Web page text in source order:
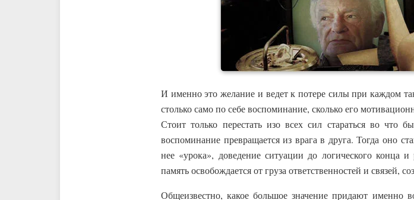
И именно это желание и ведет к потере силы при каждом
столько само по себе воспоминание, сколько его
Стоит только перестать изо всех сил стараться во
воспоминание превращается из врага в друга. Тогда оно
нее «урока», доведение ситуации до логического конца
память освобождается от груза ответственностей и связей,
Общеизвестно, какое большое значение придают именно